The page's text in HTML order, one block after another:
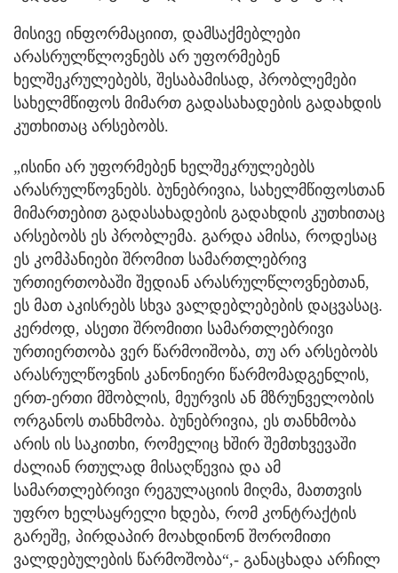
მისივე ინფორმაციით, დამსაქმებლები
არასრულწლოვნებს არ უფორმებენ
ხელშეკრულებებს, შესაბამისად, პრობლემები
სახელმწიფოს მიმართ გადასახადების გადახდის
კუთხითაც არსებობს.
„ისინი არ უფორმებენ ხელშეკრულებებს
არასრულწოვნებს. ბუნებრივია, სახელმწიფოსთან
მიმართებით გადასახადების გადახდის კუთხითაც
არსებობს ეს პრობლემა. გარდა ამისა, როდესაც
ეს კომპანიები შრომით სამართლებრივ
ურთიერთობაში შედიან არასრულწლოვნებთან,
ეს მათ აკისრებს სხვა ვალდებლებების დაცვასაც.
კერძოდ, ასეთი შრომითი სამართლებრივი
ურთიერთობა ვერ წარმოიშობა, თუ არ არსებობს
არასრულწოვნის კანონიერი წარმომადგენლის,
ერთ-ერთი მშობლის, მეურვის ან მზრუნველობის
ორგანოს თანხმობა. ბუნებრივია, ეს თანხმობა
არის ის საკითხი, რომელიც ხშირ შემთხვევაში
ძალიან რთულად მისაღწევია და ამ
სამართლებრივი რეგულაციის მიღმა, მათთვის
უფრო ხელსაყრელი ხდება, რომ კონტრაქტის
გარეშე, პირდაპირ მოახდინონ შორომითი
ვალდებულების წარმოშობა“,- განაცხადა არჩილ